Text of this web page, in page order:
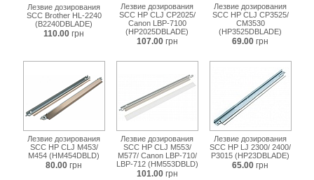
Лезвие дозирования
SCC Brother HL-2240
(B2240DBLADE)
110.00 грн
Лезвие дозирования
SCC HP CLJ CP2025/
Canon LBP-7100
(HP2025DBLADE)
107.00 грн
Лезвие дозирования
SCC HP CLJ CP3525/
CM3530
(HP3525DBLADE)
69.00 грн
Лезвие дозирования
SCC HP CLJ M453/
M454 (HM454DBLD)
80.00 грн
Лезвие дозирования
SCC HP CLJ M553/
M577/ Canon LBP-710/
LBP-712 (HM553DBLD)
101.00 грн
Лезвие дозирования
SCC HP LJ 2300/ 2400/
P3015 (HP23DBLADE)
65.00 грн